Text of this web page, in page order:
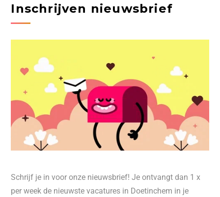
Inschrijven nieuwsbrief
Schrijf je in voor onze nieuwsbrief! Je ontvangt dan 1 x
per week de nieuwste vacatures in Doetinchem in je